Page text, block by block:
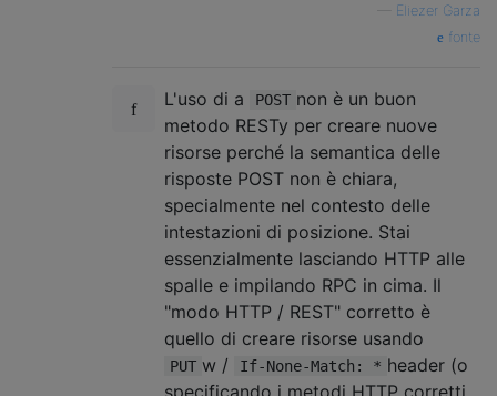
Eliezer Garza
fonte
L'uso di a POST non è un buon
metodo RESTy per creare nuove
risorse perché la semantica delle
risposte POST non è chiara,
specialmente nel contesto delle
intestazioni di posizione. Stai
essenzialmente lasciando HTTP alle
spalle e impilando RPC in cima. Il
"modo HTTP / REST" corretto è
quello di creare risorse usando
PUT w / If-None-Match: * header (o
specificando i metodi HTTP corretti,